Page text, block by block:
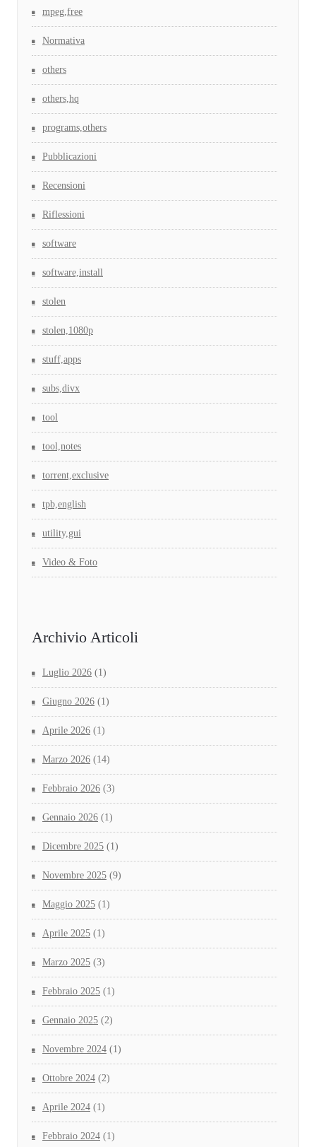
mpeg,free
Normativa
others
others,hq
programs,others
Pubblicazioni
Recensioni
Riflessioni
software
software,install
stolen
stolen,1080p
stuff,apps
subs,divx
tool
tool,notes
torrent,exclusive
tpb,english
utility,gui
Video & Foto
Archivio Articoli
Luglio 2026 (1)
Giugno 2026 (1)
Aprile 2026 (1)
Marzo 2026 (14)
Febbraio 2026 (3)
Gennaio 2026 (1)
Dicembre 2025 (1)
Novembre 2025 (9)
Maggio 2025 (1)
Aprile 2025 (1)
Marzo 2025 (3)
Febbraio 2025 (1)
Gennaio 2025 (2)
Novembre 2024 (1)
Ottobre 2024 (2)
Aprile 2024 (1)
Febbraio 2024 (1)